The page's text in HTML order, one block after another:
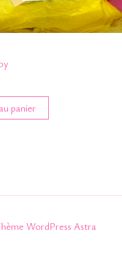
panier
WordPress Astra